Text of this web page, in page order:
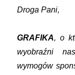
Droga Pani,
GRAFIKA, o
wyobraźni
wymogów